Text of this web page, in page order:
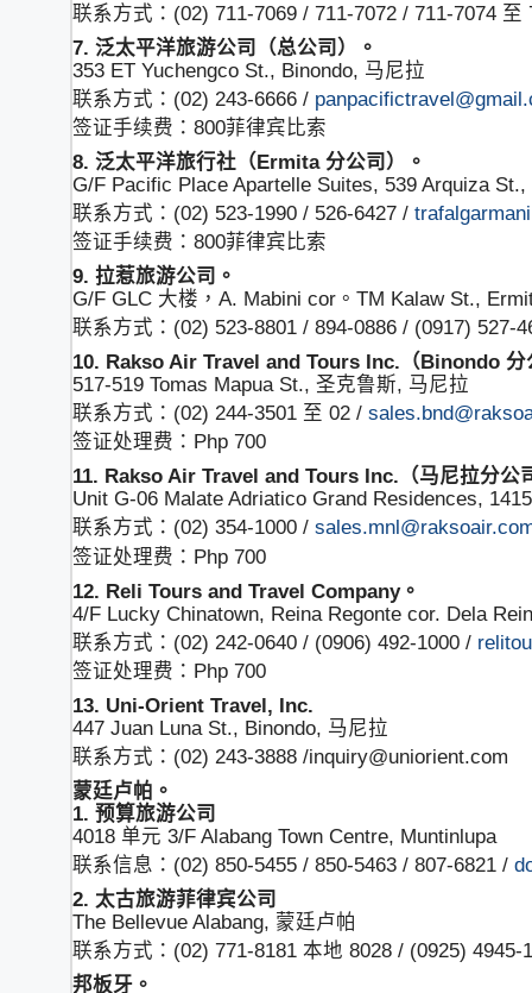
联系方式：(02) 711-7069 / 711-7072 / 711-7074 至
7. 泛太平洋旅游公司（总公司）。
353 ET Yuchengco St., Binondo, 马尼拉
联系方式：(02) 243-6666 /
签证手续费：800菲律宾比索
8. 泛太平洋旅行社（Ermita 分公司）。
G/F Pacific Place Apartelle Suites, 539 Arquiza
联系方式：(02) 523-1990 / 526-6427 /
签证手续费：800菲律宾比索
9. 拉惹旅游公司。
G/F GLC 大楼，A. Mabini cor。TM Kalaw St.,
联系方式：(02) 523-8801 / 894-0886 / (0917) 527-
10. Rakso Air Travel and Tours Inc.（Binondo 分
517-519 Tomas Mapua St., 圣克鲁斯, 马尼拉
联系方式：(02) 244-3501 至 02 /
签证处理费：Php 700
11. Rakso Air Travel and Tours Inc.（马尼拉分公
Unit G-06 Malate Adriatico Grand Residences,
联系方式：(02) 354-1000 /
签证处理费：Php 700
12. Reli Tours and Travel Company。
4/F Lucky Chinatown, Reina Regonte cor. Dela
联系方式：(02) 242-0640 / (0906) 492-1000 /
签证处理费：Php 700
13. Uni-Orient Travel, Inc.
447 Juan Luna St., Binondo, 马尼拉
联系方式：(02) 243-3888 /inquiry@uniorient.com
蒙廷卢帕。
1. 预算旅游公司
4018 单元 3/F Alabang Town Centre, Muntinlupa
联系信息：(02) 850-5455 / 850-5463 / 807-6821 /
2. 太古旅游菲律宾公司
The Bellevue Alabang, 蒙廷卢帕
联系方式：(02) 771-8181 本地 8028 / (0925) 4945-
邦板牙。